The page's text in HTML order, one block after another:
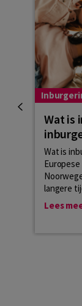
Wat is
Wat is
langere
Lees